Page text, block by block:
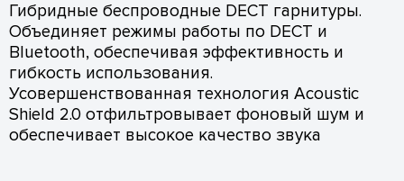
Гибридные беспроводные DECT гарнитуры.
Объединяет режимы работы по DECT и
Bluetooth, обеспечивая эффективность и
гибкость использования.
Усовершенствованная технология Acoustic
Shield 2.0 отфильтровывает фоновый шум и
обеспечивает высокое качество звука